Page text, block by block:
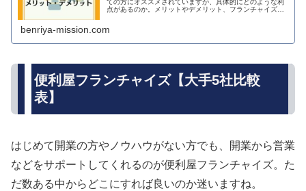
ての方にオススメされていますが、具体的にどのような利
点があるのか。メリットやデメリット、フランチャイズを
たい方はぜひ参考にしてください。
benriya-mission.com
便利屋フランチャイズ【大手5社比較
表】
はじめて開業の方やノウハウがない方でも、開業から営業
などをサポートしてくれるのが便利屋フランチャイズ。た
だ数ある中からどこにすれば良いのか迷いますね。